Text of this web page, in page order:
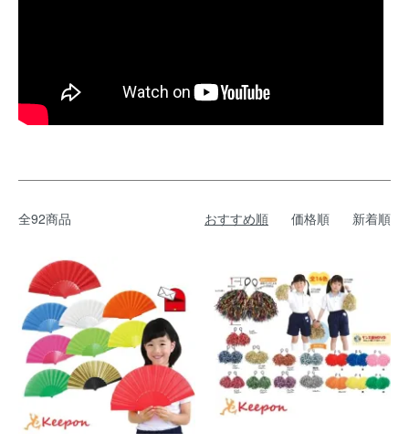
全92商品 おすすめ順 価格順 新着順